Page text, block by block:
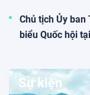
Chủ tịch Ủy
biểu Quốc hội
Sự kiện